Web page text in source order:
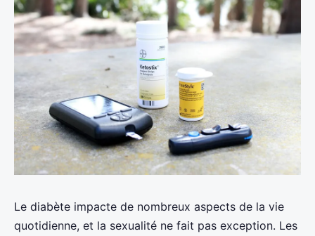
Le diabète impacte de nombreux aspects de la vie
quotidienne, et la sexualité ne fait pas exception. Les